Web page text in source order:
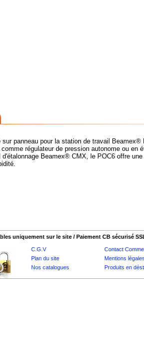
sur panneau pour la station de travail
régulateur de pression autonome ou en
Beamex® CMX, le POC6 offre
uniquement sur le site / Paiement CB sécurisé
C.G.V
Contact
Plan du site
Mentions
Nos catalogues
Produits en